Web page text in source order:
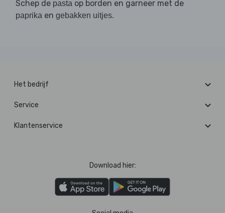
Schep de pasta op borden en garneer met de
paprika en gebakken uitjes.
Het bedrijf
Service
Klantenservice
Download hier: